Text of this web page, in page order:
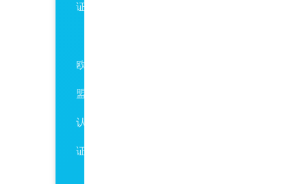
证
欧
盟
认
证